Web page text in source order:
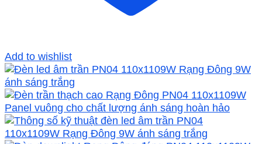
Add to wishlist